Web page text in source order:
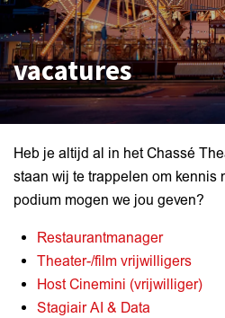
vacatures
Heb je altijd al in het Chassé
staan wij te trappelen om kennis
podium mogen we jou geven?
Restaurantmanager
Theater-/film vrijwilligers
Host Cinemini (vrijwilliger)
Stagiair AI & Data